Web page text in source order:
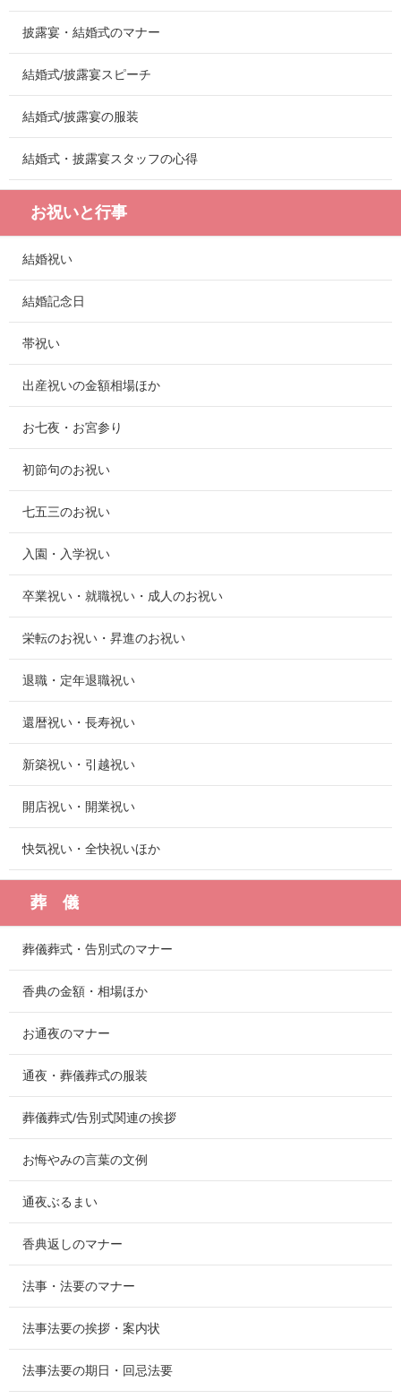
披露宴・結婚式のマナー
結婚式/披露宴スピーチ
結婚式/披露宴の服装
結婚式・披露宴スタッフの心得
お祝いと行事
結婚祝い
結婚記念日
帯祝い
出産祝いの金額相場ほか
お七夜・お宮参り
初節句のお祝い
七五三のお祝い
入園・入学祝い
卒業祝い・就職祝い・成人のお祝い
栄転のお祝い・昇進のお祝い
退職・定年退職祝い
還暦祝い・長寿祝い
新築祝い・引越祝い
開店祝い・開業祝い
快気祝い・全快祝いほか
葬 儀
葬儀葬式・告別式のマナー
香典の金額・相場ほか
お通夜のマナー
通夜・葬儀葬式の服装
葬儀葬式/告別式関連の挨拶
お悔やみの言葉の文例
通夜ぶるまい
香典返しのマナー
法事・法要のマナー
法事法要の挨拶・案内状
法事法要の期日・回忌法要